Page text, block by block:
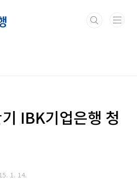
IBK기업은행 청
1. 14.